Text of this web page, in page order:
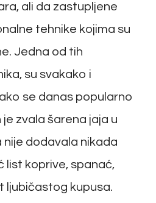
ali da zastupljene
tehnike kojima su
Jedna od tih
su svakako i
se danas popularno
je zvala šarena jaja u
nije dodavala nikada
list koprive, spanać,
ljubičastog kupusa.